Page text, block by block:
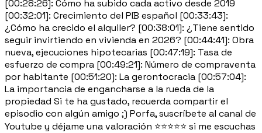
[00:28:26]: Cómo ha subido cada activo desde 2019
[00:32:01]: Crecimiento del PIB español [00:33:43]:
¿Cómo ha crecido el alquiler? [00:38:01]: ¿Tiene sentido
seguir invirtiendo en vivienda en 2026? [00:44:41]: Obra
nueva, ejecuciones hipotecarias [00:47:19]: Tasa de
esfuerzo de compra [00:49:21]: Número de compraventa
por habitante [00:51:20]: La gerontocracia [00:57:04]:
La importancia de engancharse a la rueda de la
propiedad Si te ha gustado, recuerda compartir el
episodio con algún amigo ;) Porfa, suscríbete al canal de
Youtube y déjame una valoración ⭐⭐⭐⭐⭐ si me escuchas